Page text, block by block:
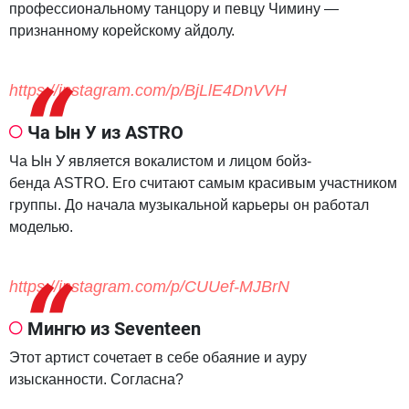
профессиональному танцору и певцу Чимину —
признанному корейскому айдолу.
https://instagram.com/p/BjLlE4DnVVH
Ча Ын У из ASTRO
Ча Ын У является вокалистом и лицом бойз-
бенда ASTRO. Его считают самым красивым участником
группы. До начала музыкальной карьеры он работал
моделью.
https://instagram.com/p/CUUef-MJBrN
Мингю из Seventeen
Этот артист сочетает в себе обаяние и ауру
изысканности. Согласна?